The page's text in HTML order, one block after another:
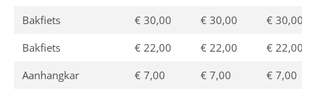
Bakfiets
€ 30,00 € 30,00
€ 30,00
Bakfiets
€ 22,00 € 22,00
€ 22,00
Aanhangkar
€ 7,00 € 7,00
€ 7,00